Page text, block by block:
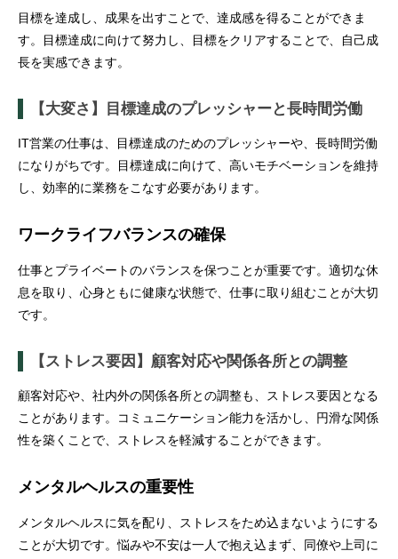
目標を達成し、成果を出すことで、達成感を得ることができま
す。目標達成に向けて努力し、目標をクリアすることで、自己成
長を実感できます。
【大変さ】目標達成のプレッシャーと長時間労働
IT営業の仕事は、目標達成のためのプレッシャーや、長時間労働
になりがちです。目標達成に向けて、高いモチベーションを維持
し、効率的に業務をこなす必要があります。
ワークライフバランスの確保
仕事とプライベートのバランスを保つことが重要です。適切な休
息を取り、心身ともに健康な状態で、仕事に取り組むことが大切
です。
【ストレス要因】顧客対応や関係各所との調整
顧客対応や、社内外の関係各所との調整も、ストレス要因となる
ことがあります。コミュニケーション能力を活かし、円滑な関係
性を築くことで、ストレスを軽減することができます。
メンタルヘルスの重要性
メンタルヘルスに気を配り、ストレスをため込まないようにする
ことが大切です。悩みや不安は一人で抱え込まず、同僚や上司に